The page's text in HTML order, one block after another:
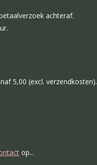
achteraf.
5,00 (excl. verzendkosten).
op...